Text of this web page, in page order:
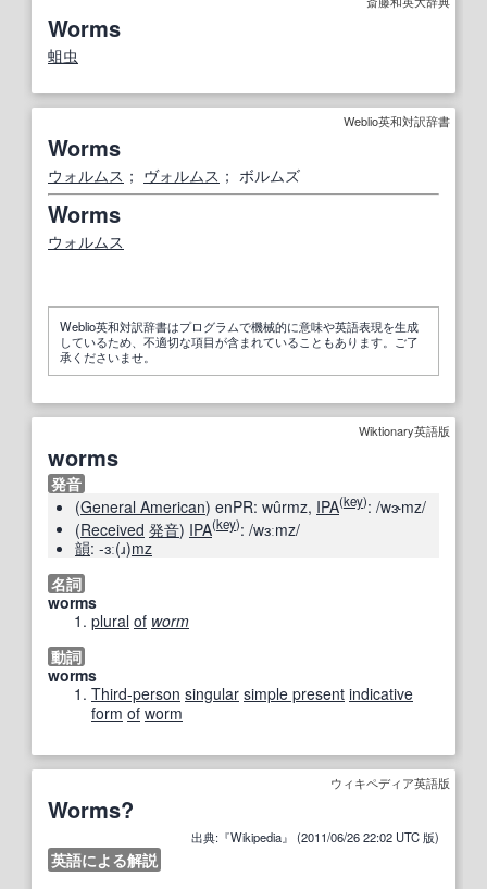
Worms
蛆虫
Weblio英和対訳辞書
Worms
ウォルムス ； ヴォルムス ； ボルムズ
Worms
ウォルムス
Weblio英和対訳辞書はプログラムで機械的に意味や英語表現を生成
しているため、不適切な項目が含まれていることもあります。ご了
承くださいませ。
Wiktionary英語版
worms
発音
(General American) enPR: wûrmz, IPA(key): /wɝmz/
(Received 発音) IPA(key): /wɜːmz/
韻: -ɜː(ɹ)mz
名詞
worms
plural of worm
動詞
worms
Third-person singular simple present indicative
form of worm
ウィキペディア英語版
Worms?
出典:『Wikipedia』 (2011/06/26 22:02 UTC 版)
英語による解説